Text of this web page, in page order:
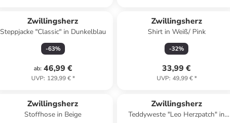
Zwillingsherz
Steppjacke "Classic" in Dunkelblau
-63%
ab: 46,99 €
UVP: 129,99 €*
Zwillingsherz
Shirt in Weiß/ Pink
-32%
33,99 €
UVP: 49,99 €*
Zwillingsherz
Stoffhose in Beige
Zwillingsherz
Teddyweste "Leo Herzpatch" in